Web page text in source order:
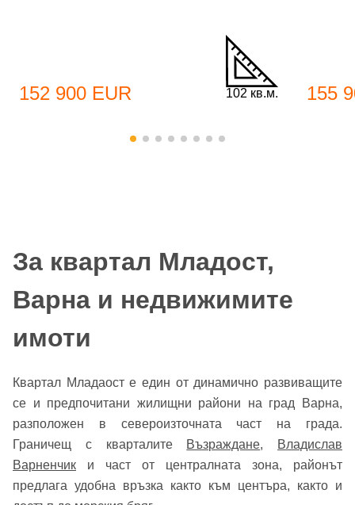
152 900 EUR 102 кв.м. 155
За квартал Младост,
Варна и недвижимите
имоти
Квартал Младаост е един от динамично развиващите
се и предпочитани жилищни райони на град Варна,
разположен в североизточната част на града.
Граничещ с кварталите
Възраждане,
Владислав
Варненчик и част от централната зона, районът
предлага удобна връзка както към центъра, както и